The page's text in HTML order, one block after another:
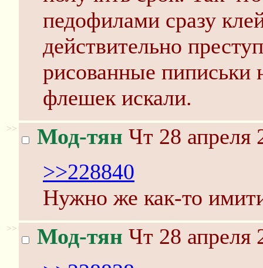
педофилами сразу
действительно
рисованные пиписьки
флешек искали.
>> Мод-тян Чт 28 апреля
>>228840
Нужно же как-то
>> Мод-тян Чт 28 апреля